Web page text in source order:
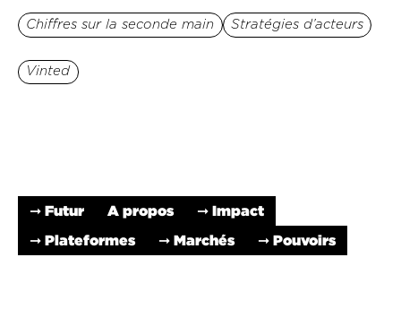
Chiffres sur la seconde main Stratégies d’acteurs
Vinted
➞ Futur A propos
➞ Impact
➞ Plateformes
➞ Marchés ➞ Pouvoirs